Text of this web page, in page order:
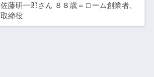
佐藤研一郎さん ８８歳＝ローム創業者、
取締役